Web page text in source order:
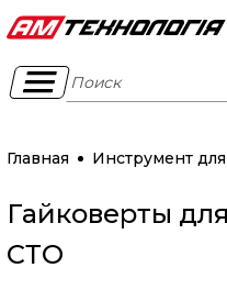
Поиск
Главная Инструмент
Гайковерты
СТО